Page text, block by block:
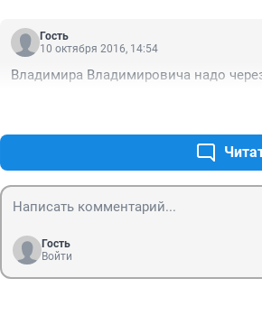
полиграф,а вы понимаете что
возможность получения взятки,если
выход один дать взятку и поставят
количество взяток увеличится. это
Гость
10 октября 2016, 14:54
Владимира Владимировича надо
Гость
Войти